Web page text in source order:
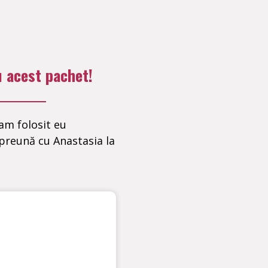
acest pachet!
folosit eu
cu Anastasia la